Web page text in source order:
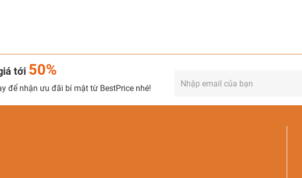
tới 50%
để nhận ưu đãi bí mật từ BestPrice nhé!